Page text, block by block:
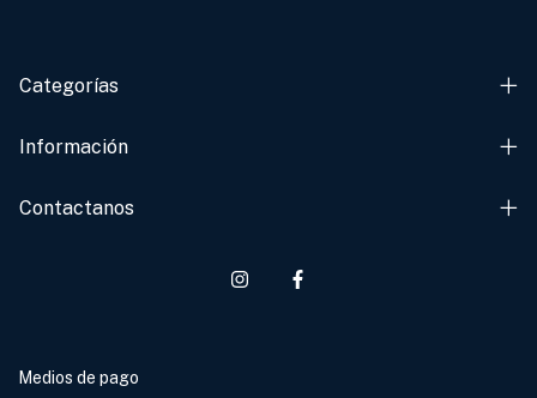
Categorías
Información
Contactanos
Medios de pago